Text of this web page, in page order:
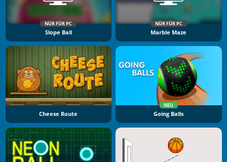
NÜR FÜR PC
Slope Ball
NÜR FÜR PC
Marble Maze
Cheese Route
NEU
Going Balls